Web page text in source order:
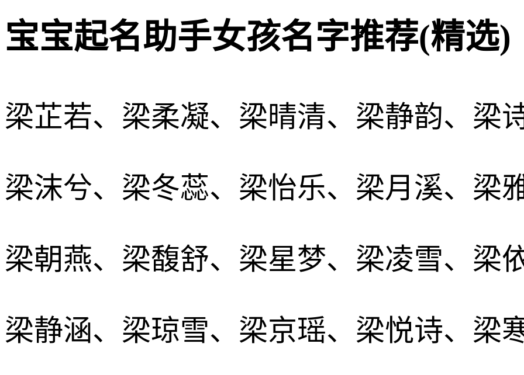
宝宝起名助手女孩名字推荐(精选)
梁芷若、梁柔凝、梁晴清、梁静韵、梁
梁沫兮、梁冬蕊、梁怡乐、梁月溪、梁
梁朝燕、梁馥舒、梁星梦、梁凌雪、梁
梁静涵、梁琼雪、梁京瑶、梁悦诗、梁